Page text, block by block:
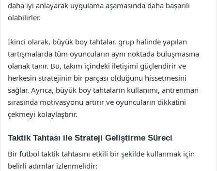
daha iyi anlayarak uygulama aşamasında daha başarılı
olabilirler.
İkinci olarak, büyük boy tahtalar, grup halinde yapılan
tartışmalarda tüm oyuncuların aynı noktada buluşmasına
olanak tanır. Bu, takım içindeki iletişimi güçlendirir ve
herkesin stratejinin bir parçası olduğunu hissetmesini
sağlar. Ayrıca, büyük boy tahtaların kullanımı, antrenman
sırasında motivasyonu artırır ve oyuncuların dikkatini
çekmeyi kolaylaştırır.
Taktik Tahtası ile Strateji Geliştirme Süreci
Bir futbol taktik tahtasını etkili bir şekilde kullanmak için
belirli adımlar izlenmelidir: